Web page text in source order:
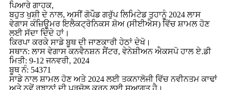
ਪਿਆਰੇ ਗਾਹਕ,
ਬਹੁਤ ਖੁਸ਼ੀ ਦੇ ਨਾਲ, ਅਸੀਂ ਗੋਪੌਡ ਗਰੁੱਪ ਲਿਮਿਟੇਡ ਤੁਹਾਨੂੰ 2024 ਲਾਸ
ਵੇਗਾਸ ਕੰਜ਼ਿਊਮਰ ਇਲੈਕਟ੍ਰੋਨਿਕਸ ਸ਼ੋਅ (ਸੀਈਐਸ) ਵਿੱਚ ਸ਼ਾਮਲ ਹੋਣ
ਲਈ ਸੱਦਾ ਦਿੰਦੇ ਹਾਂ।
ਕਿਰਪਾ ਕਰਕੇ ਸਾਡੇ ਬੂਥ ਦੀ ਜਾਣਕਾਰੀ ਹੇਠਾਂ ਦੇਖੋ।
ਸਥਾਨ: ਲਾਸ ਵੇਗਾਸ ਕਨਵੈਨਸ਼ਨ ਸੈਂਟਰ, ਵੇਨੇਸ਼ੀਅਨ ਐਕਸਪੋ ਹਾਲ ਏ.ਡੀ
ਮਿਤੀ: 9-12 ਜਨਵਰੀ, 2024
ਬੂਥ ਨੰ: 54371
ਸਾਡੇ ਨਾਲ ਸ਼ਾਮਲ ਹੋਣ ਅਤੇ 2024 ਲਈ ਤਕਨਾਲੋਜੀ ਵਿੱਚ ਨਵੀਨਤਮ ਕਾਢਾਂ
ਅਤੇ ਨਵੇਂ ਰੁਝਾਨਾਂ ਦੀ ਪੜਚੋਲ ਕਰਨ ਲਈ ਸੁਆਗਤ ਹੈ।